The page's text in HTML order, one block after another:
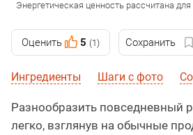
Энергетическая ценность рассчитана
Оценить 5 (1) Сохранить
Ингредиенты Шаги с фото
Разнообразить повседневный
легко, взглянув на обычные